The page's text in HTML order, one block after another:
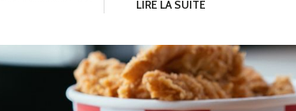
Depuis toujours, KFC
Retrouvez ce savoir-
LIRE LA SUITE